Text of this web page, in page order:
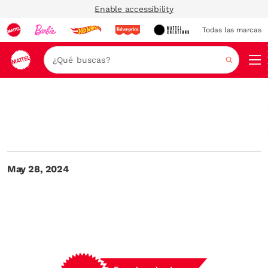
Enable accessibility
Todas las marcas
Buscar
May 28, 2024